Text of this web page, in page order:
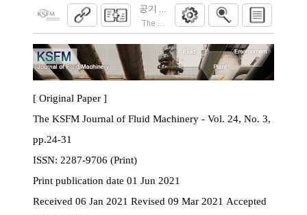
공기 주입에 따른 프란시스 수차 모델의 흡
The KSFM Journal of Fluid Machinery. 2021;
[ Original Paper ]
The KSFM Journal of Fluid Machinery - Vol. 24, No. 3,
pp.24-31
ISSN:
2287-9706 (Print)
Print publication date 01 Jun 2021
Received 06 Jan 2021 Revised 09 Mar 2021 Accepted